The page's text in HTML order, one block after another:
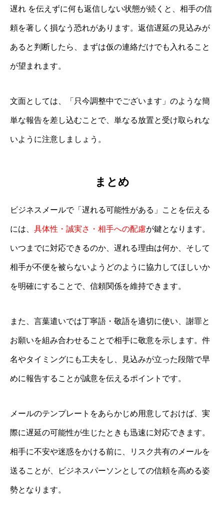
遅れ を伝えずに何も返信しない状態が続くと、相手の信
頼を著しく損なう恐れがあります。返信遅延の見込みが
あると判断したら、まずは仮の連絡だけでも入れること
が望まれます。
文面としては、「只今調整中でございます」のような簡
単な報告を差し込むことで、単なる放置と受け取られな
いように注意しましょう。
まとめ
ビジネスメールで「遅れる可能性がある」ことを伝える
には、 具体性・誠実さ・相手への配慮が鍵となります。
いつまでに対応できるのか、遅れる理由は何か、そして
相手が不便を被らないようどのように協力してほしいか
を明確にすることで、信頼関係を維持できます。
また、言葉遣いでは丁寧語・敬語を適切に使い、謝罪と
お願いを組み合わせることで相手に敬意を示します。件
名やタイミングにも工夫をし、見込みが立った段階で早
めに報告することが誠意を伝えるポイントです。
メールのテンプレートをあらかじめ用意しておけば、実
際に遅延の可能性が生じたときも迅速に対応できます。
相手に不安や迷惑をかける前に、リスク共有のメールを
送ることが、ビジネスパーソンとしての信頼を高める姿
勢となります。